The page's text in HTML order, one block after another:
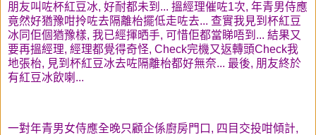
朋友叫咗杯紅豆冰, 好耐都未到... 搵經理催咗1次, 年青男侍應
竟然好猶豫咁拎咗去隔離枱擺低走咗去... 查實我見到杯紅豆
冰同佢個猶豫樣, 我已經揮晒手, 可惜佢都當睇唔到... 結果又
要再搵經理, 經理都覺得奇怪, Check完機又返轉頭Check我
地張枱, 見到杯紅豆冰去咗隔離枱都好無奈... 最後, 朋友終於
有紅豆冰飲喇...
一對年青男女侍應全晚只顧企係廚房門口, 四目交投咁傾計,